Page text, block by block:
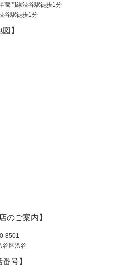
蔵門線渋谷駅徒歩1分
谷駅徒歩1分
図】
のご案内】
8501
谷区渋谷
番号】